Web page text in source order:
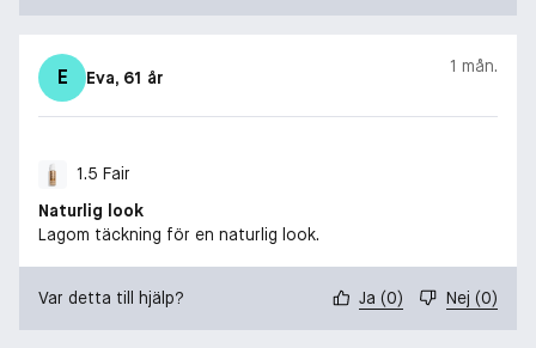
E Eva, 61 år
1 mån.
1.5 Fair
Naturlig look
Lagom täckning för en naturlig look.
Var detta till hjälp? Ja (0) Nej (0)